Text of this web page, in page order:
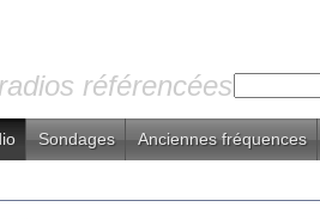
référencées
Sondages Anciennes fréquences